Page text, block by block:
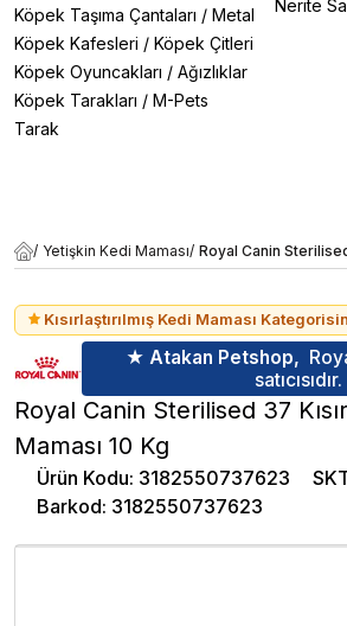
Köpek Taşıma Çantaları / Metal
Köpek Kafesleri / Köpek Çitleri
Köpek Oyuncakları / Ağızlıklar
Köpek Tarakları / M-Pets
Tarak
Nerite
/ Yetişkin Kedi Maması/ Royal Canin Sterilised
Kısırlaştırılmış Kedi Maması
★ Atakan Petshop,
satıcısıdır.
Royal Canin Sterilised 37
Maması 10 Kg
Ürün Kodu: 3182550737623
Barkod: 3182550737623